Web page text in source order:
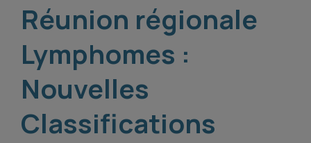
Réunion régionale
Lymphomes :
Nouvelles
Classifications